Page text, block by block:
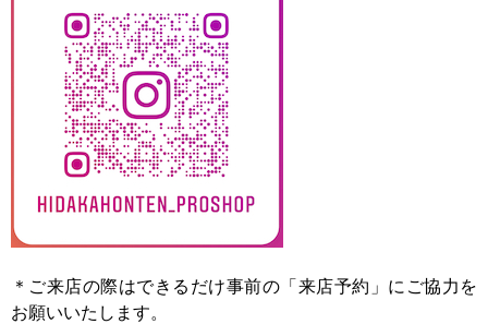
＊ご来店の際はできるだけ事前の「来店予約」にご協力を
お願いいたします。